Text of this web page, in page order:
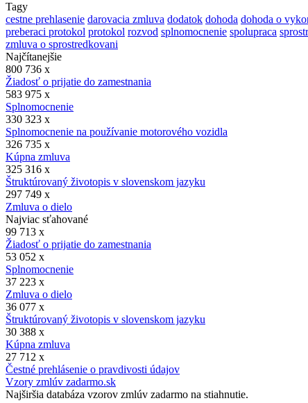
Tagy
cestne prehlasenie darovacia zmluva dodatok dohoda dohoda o
preberaci protokol protokol rozvod splnomocnenie spolupraca
zmluva o sprostredkovani
Najčítanejšie
800 736 x
Žiadosť o prijatie do zamestnania
583 975 x
Splnomocnenie
330 323 x
Splnomocnenie na používanie motorového vozidla
326 735 x
Kúpna zmluva
325 316 x
Štruktúrovaný životopis v slovenskom jazyku
297 749 x
Zmluva o dielo
Najviac sťahované
99 713 x
Žiadosť o prijatie do zamestnania
53 052 x
Splnomocnenie
37 223 x
Zmluva o dielo
36 077 x
Štruktúrovaný životopis v slovenskom jazyku
30 388 x
Kúpna zmluva
27 712 x
Čestné prehlásenie o pravdivosti údajov
Vzory zmlúv zadarmo.sk
Najširšia databáza vzorov zmlúv zadarmo na stiahnutie.